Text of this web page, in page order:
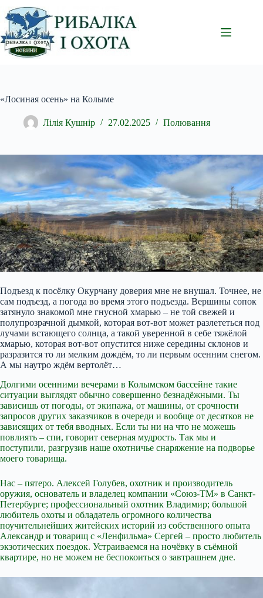
Перейти
до
вмісту
«Лосиная осень» на Колыме
Лілія Кушнір 27.02.2025 Полювання
Подъезд к посёлку Окурчану доверия мне не внушал. Точнее, не
сам подъезд, а погода во время этого подъезда. Вершины сопок
затянуло знакомой мне гнусной хмарью – не той свежей и
полупрозрачной дымкой, которая вот-вот может разлететься под
лучами встающего солнца, а такой уверенной в себе тяжёлой
хмарью, которая вот-вот опустится ниже середины склонов и
разразится то ли мелким дождём, то ли первым осенним снегом.
А мы наутро ждём вертолёт…
Долгими осенними вечерами в Колымском бассейне такие
ситуации выглядят обычно совершенно безнадёжными. Ты
зависишь от погоды, от экипажа, от машины, от срочности
запросов других заказчиков в очереди и вообще от десятков не
зависящих от тебя вводных. Если ты ни на что не можешь
повлиять – спи, говорит северная мудрость. Так мы и
поступили, разгрузив наше охотничье снаряжение на подворье
моего товарища.
Нас – пятеро. Алексей Голубев, охотник и производитель
оружия, основатель и владелец компании «Союз-ТМ» в Санкт-
Петербурге; профессиональный охотник Владимир; большой
любитель охоты и обладатель огромного количества
поучительнейших житейских историй из собственного опыта
Александр и товарищ с «Ленфильма» Сергей – просто любитель
экзотических поездок. Устраиваемся на ночёвку в съёмной
квартире, но не можем не беспокоиться о завтрашнем дне.